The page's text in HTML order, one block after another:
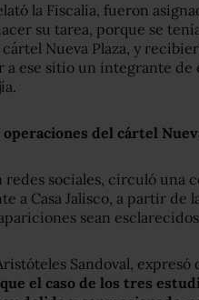
la Fiscalía, fueron
su tarea, porque se
Nueva Plaza, y
a ese sitio un integrante
del cártel
redes sociales, circuló una
a Casa Jalisco, a partir de
sean
Sandoval, expresó
el caso de los tres